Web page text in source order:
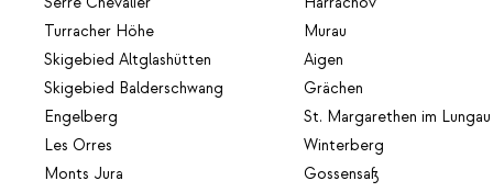
Turracher Höhe
Skigebied Altglashütten
Skigebied Balderschwang
Engelberg
Les Orres
Monts Jura
Murau
Aigen
Grächen
St. Margarethen im Lungau
Winterberg
Gossensaß